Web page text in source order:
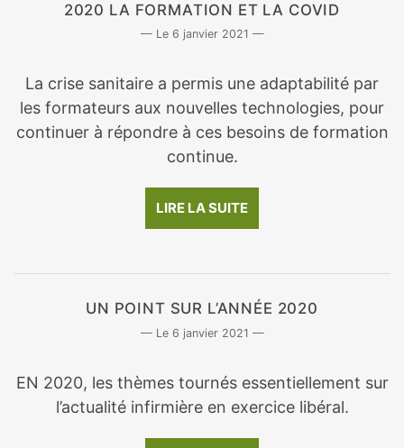
2020 LA FORMATION ET LA COVID
6 janvier 2021
La crise sanitaire a permis une adaptabilité par
les formateurs aux nouvelles technologies, pour
continuer à répondre à ces besoins de formation
continue.
LIRE LA SUITE
UN POINT SUR L’ANNÉE 2020
6 janvier 2021
EN 2020, les thèmes tournés essentiellement sur
l’actualité infirmière en exercice libéral.